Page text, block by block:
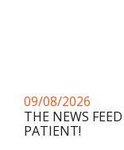
09/08/2026
THE NEWS
PATIENT!